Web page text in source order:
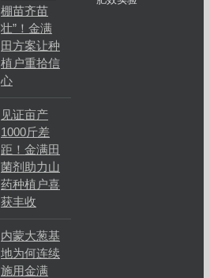
棚苗齐苗
壮”！金满
田方案让种
植户重拾信
心
见证亩产
1000斤差
距！金满田
菌剂助力山
药种植户喜
获丰收
内蒙大葱基
地为何连续
施用金满